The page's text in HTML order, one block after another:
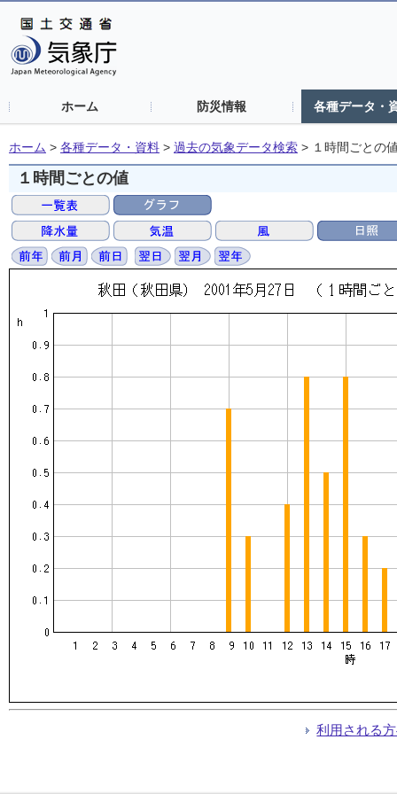
ホーム 防災情報 各種データ・
ホーム > 各種データ・資料 > 過去の気象データ検索 > １時間ごとの
１時間ごとの値
利用される